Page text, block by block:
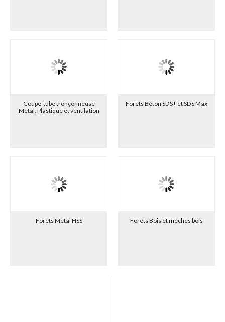
Coupe-tube tronçonneuse
Métal, Plastique et ventilation
Forets Béton SDS+ et SDS Max
Forets Métal HSS Forêts Bois et mèches bois